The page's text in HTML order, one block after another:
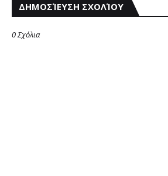
ΔΗΜΟΣΊΕΥΣΗ ΣΧΟΛΊΟΥ
0 Σχόλια